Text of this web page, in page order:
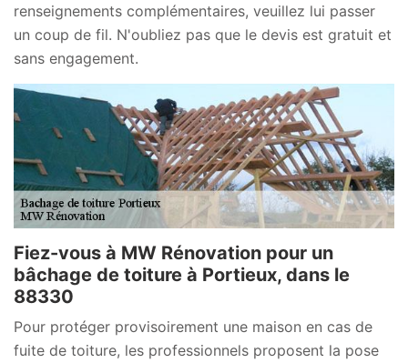
renseignements complémentaires, veuillez lui passer
un coup de fil. N'oubliez pas que le devis est gratuit et
sans engagement.
Fiez-vous à MW Rénovation pour un
bâchage de toiture à Portieux, dans le
88330
Pour protéger provisoirement une maison en cas de
fuite de toiture, les professionnels proposent la pose